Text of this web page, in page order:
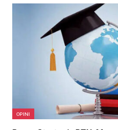
OPINI